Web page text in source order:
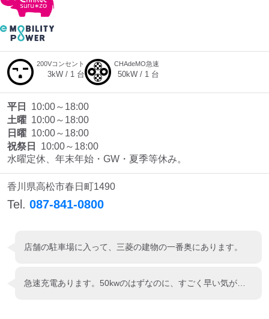
200Vコンセント
3kW / 1 台
CHAdeMO急速
50kW / 1 台
平日
10:00～18:00
土曜 10:00～18:00
日曜 10:00～18:00
祝祭日
10:00～18:00
水曜定休、年末年始・GW・夏季等休み。
香川県高松市春日町1490
Tel. 087-841-0800
店舗の駐車場に入って、三菱の建物の一番奥にあります。
急速充電あります。50kwのはずなのに、すごく早い気がしました。隣には200Vもあります。三菱の店舗もキレイでお気に入りのEVステーションです！